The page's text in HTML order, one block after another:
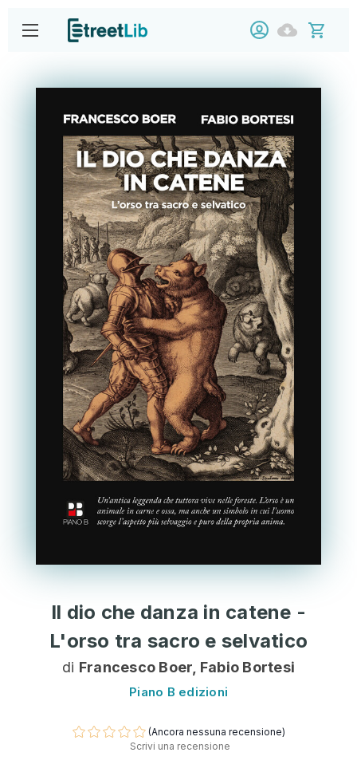
Il dio che danza in catene -
L'orso tra sacro e selvatico
di Francesco Boer, Fabio Bortesi
Piano B edizioni
(Ancora nessuna recensione)
Scrivi una recensione